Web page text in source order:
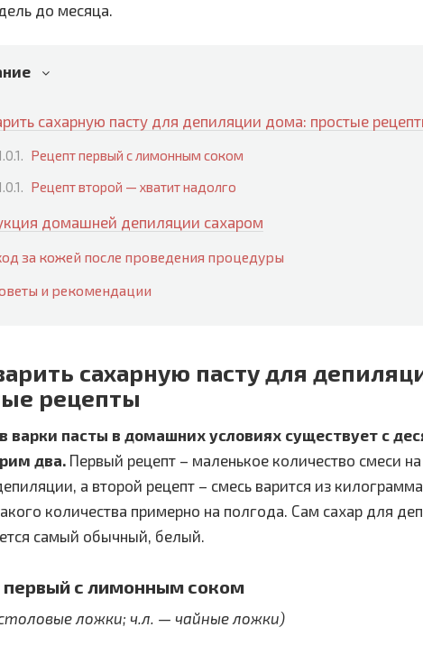
до месяца.
сахарную пасту для депиляции дома: простые
Рецепт первый с лимонным соком
Рецепт второй — хватит надолго
домашней депиляции сахаром
за кожей после проведения процедуры
и рекомендации
сахарную пасту для
рецепты
варки пасты в домашних условиях существует с
два. Первый рецепт – маленькое количество смеси
а второй рецепт – смесь варится из
количества примерно на полгода. Сам сахар для
самый обычный, белый.
первый с лимонным соком
ложки; ч.л. — чайные ложки)